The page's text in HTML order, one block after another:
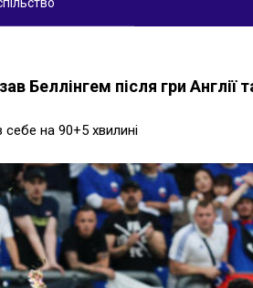
Беллінгем після гри Англії
на 90+5 хвилині